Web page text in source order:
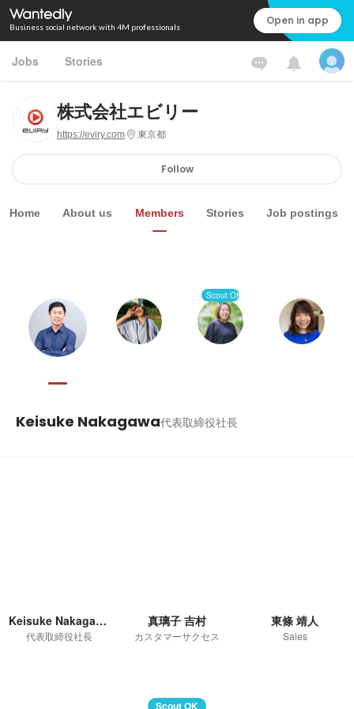
Business social network with 4M professionals Open in app
Jobs Stories
株式会社エビリー
https://eviry.com 東京都
Follow
Home About us Members Stories Job postings
Scout OK
Keisuke Nakagawa代表取締役社長
Keisuke Nakagawa
代表取締役社長
真璃子 吉村
カスタマーサクセス
東條 靖人
Sales
Scout OK